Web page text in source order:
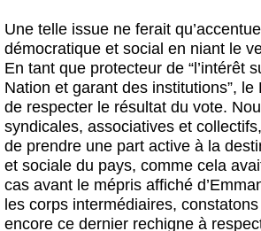
Une telle issue ne ferait
démocratique et social en niant le
En tant que protecteur de “l’intérêt
Nation et garant des institutions”, le
de respecter le résultat du vote.
syndicales, associatives et
de prendre une part active à la
et sociale du pays, comme cela
cas avant le mépris affiché
les corps intermédiaires, constatons
encore ce dernier rechigne à